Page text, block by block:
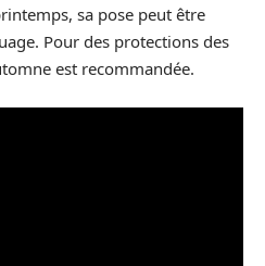
sa pose peut être
Pour des protections des
est recommandée.